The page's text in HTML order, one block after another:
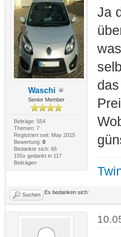
Waschi
Senior Member
Beiträge: 554
Themen: 7
Registriert seit: May 2015
Bewertung: 0
Bedankte sich: 66
155x gedankt in 117
Beiträgen
Ja
Suchen Es bedanken sich: